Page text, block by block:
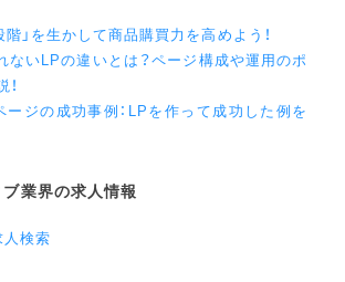
階」を生かして商品購買力を高めよう！
ないLPの違いとは？ページ構成や運用のポ
ージの成功事例：LPを作って成功した例を
業界の求人情報
人検索